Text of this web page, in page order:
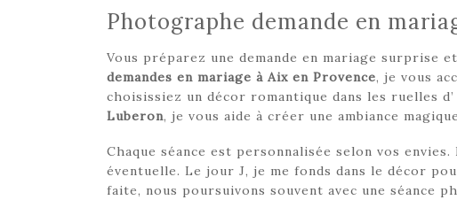
Photographe demande en
Vous préparez une demande en mariage surprise
demandes en mariage à Aix en Provence, je vous
choisissiez un décor romantique dans les ruelles d’
Luberon, je vous aide à créer une ambiance
Chaque séance est personnalisée selon vos
éventuelle. Le jour J, je me fonds dans le décor
faite, nous poursuivons souvent avec une séance